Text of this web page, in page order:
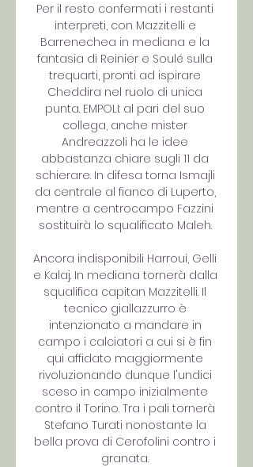
Per il resto confermati i restanti
interpreti, con Mazzitelli e
Barrenechea in mediana e la
fantasia di Reinier e Soulé sulla
trequarti, pronti ad ispirare
Cheddira nel ruolo di unica
punta. EMPOLI: al pari del suo
collega, anche mister
Andreazzoli ha le idee
abbastanza chiare sugli 11 da
schierare. In difesa torna Ismajli
da centrale al fianco di Luperto,
mentre a centrocampo Fazzini
sostituirà lo squalificato Maleh.
Ancora indisponibili Harroui, Gelli
e Kalaj. In mediana tornerà dalla
squalifica capitan Mazzitelli. Il
tecnico giallazzurro è
intenzionato a mandare in
campo i calciatori a cui si è fin
qui affidato maggiormente
rivoluzionando dunque l'undici
sceso in campo inizialmente
contro il Torino. Tra i pali tornerà
Stefano Turati nonostante la
bella prova di Cerofolini contro i
granata.